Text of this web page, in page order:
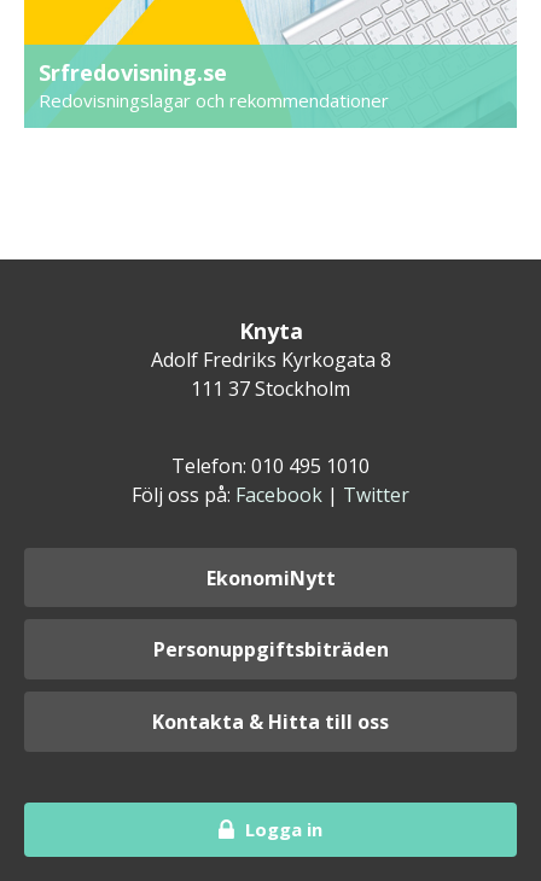
Srfredovisning.se
Redovisningslagar och rekommendationer
Knyta
Adolf Fredriks Kyrkogata 8
111 37 Stockholm
Telefon: 010 495 1010
Följ oss på: Facebook | Twitter
EkonomiNytt
Personuppgiftsbiträden
Kontakta & Hitta till oss
Logga in